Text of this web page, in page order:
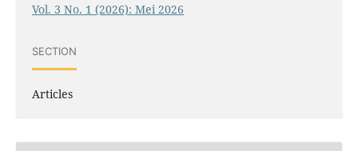
Vol. 3 No. 1 (2026): Mei 2026
SECTION
Articles